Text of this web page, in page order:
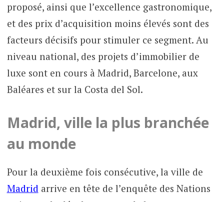
proposé, ainsi que l’excellence gastronomique,
et des prix d’acquisition moins élevés sont des
facteurs décisifs pour stimuler ce segment. Au
niveau national, des projets d’immobilier de
luxe sont en cours à Madrid, Barcelone, aux
Baléares et sur la Costa del Sol.
Madrid, ville la plus branchée
au monde
Pour la deuxième fois consécutive, la ville de
Madrid arrive en tête de l’enquête des Nations